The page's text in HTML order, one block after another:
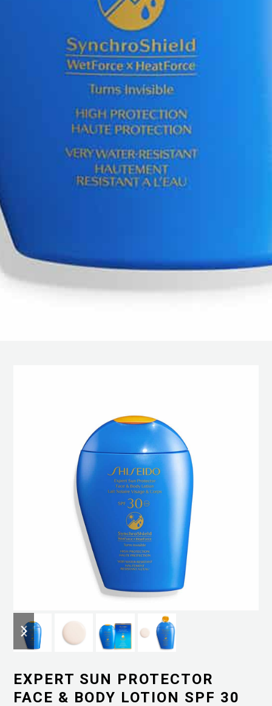
previous
slide
next
slide
EXPERT SUN PROTECTOR
FACE & BODY LOTION SPF 30